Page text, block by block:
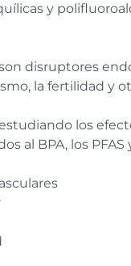
y
disruptores
la fertilidad y
los
al BPA, los